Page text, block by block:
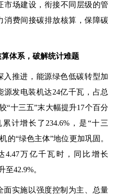
市场建设，衔接不同层级的管
消费间接碳排放核算，保障碳
体系，破解统计难题
推进，能源绿色低碳转型加
源发电装机达24亿千瓦，占总
“十三五”末大幅提升17个百分
计增长了234.6%，是“十三
的“绿色主体”地位更加巩固。
4.47万亿千瓦时，同比增长
42.9%。
实施以强度控制为主、总量